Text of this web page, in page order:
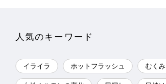
人気のキーワード
イライラ ホットフラッシュ むくみ